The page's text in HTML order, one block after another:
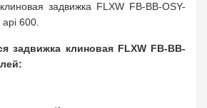
задвижка FLXW FB-BB-OSY-
600.
задвижка клиновая FLXW FB-BB-